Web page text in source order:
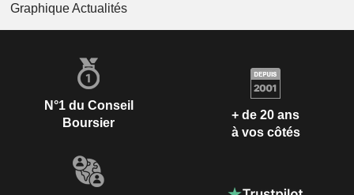
Graphique Actualités
N°1 du Conseil
Boursier
+ de 20 ans
à vos côtés